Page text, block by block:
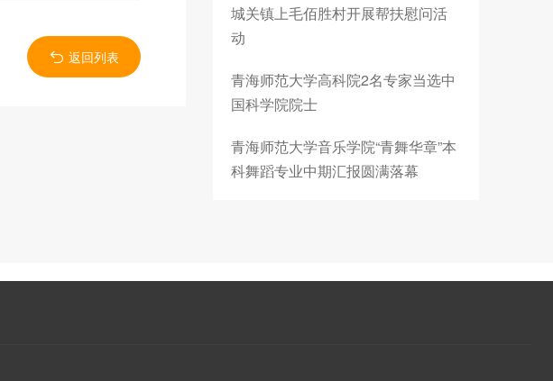
返回列表
城关镇上毛佰胜村开展帮扶慰问活
动
青海师范大学高科院2名专家当选中
国科学院院士
青海师范大学音乐学院“青舞华章”本
科舞蹈专业中期汇报圆满落幕